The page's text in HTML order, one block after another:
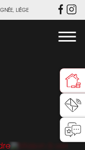
LIÈGE